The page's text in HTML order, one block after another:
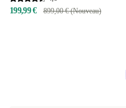
199,99 € 899,00 € (Nouveau)